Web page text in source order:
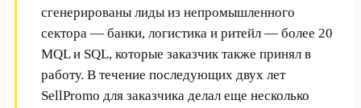
сгенерированы лиды из непромышленного
сектора — банки, логистика и ритейл — более 20
MQL и SQL, которые заказчик также принял в
работу. В течение последующих двух лет
SellPromo для заказчика делал еще несколько